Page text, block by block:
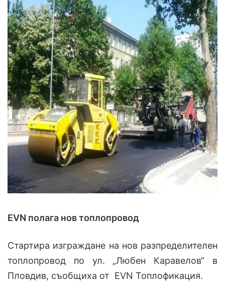
EVN полага нов топлопровод
Стартира изграждане на нов разпределителен
топлопровод по ул. „Любен Каравелов“ в
Пловдив, съобщиха от EVN Топлофикация.